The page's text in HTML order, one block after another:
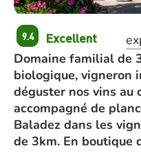
9.4 Excellent
Domaine familial de
biologique, vigneron
déguster nos vins au
accompagné de
Baladez dans les
de 3km. En boutique